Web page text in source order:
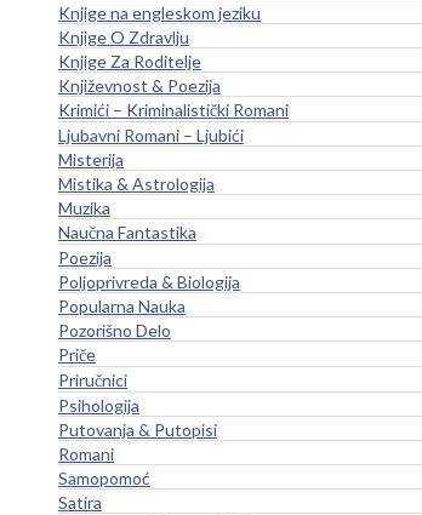
Knjige na engleskom jeziku
Knjige O Zdravlju
Knjige Za Roditelje
Književnost & Poezija
Krimići – Kriminalistički Romani
Ljubavni Romani – Ljubići
Misterija
Mistika & Astrologija
Muzika
Naučna Fantastika
Poezija
Poljoprivreda & Biologija
Popularna Nauka
Pozorišno Delo
Priče
Priručnici
Psihologija
Putovanja & Putopisi
Romani
Samopomoć
Satira